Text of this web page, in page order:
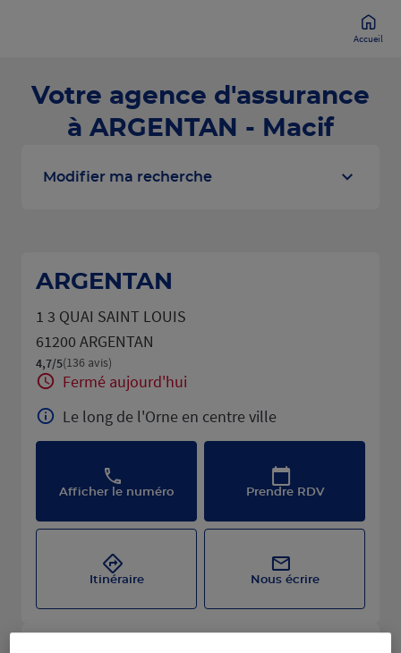
Accueil
Votre agence d'assurance
à ARGENTAN - Macif
Modifier ma recherche
ARGENTAN
1 3 QUAI SAINT LOUIS
61200 ARGENTAN
4,7/5Note de 4.7 sur 5
(136 avis)
Fermé aujourd'hui
Le long de l'Orne en centre ville
Afficher le numéro Prendre RDV
Itinéraire Nous écrire